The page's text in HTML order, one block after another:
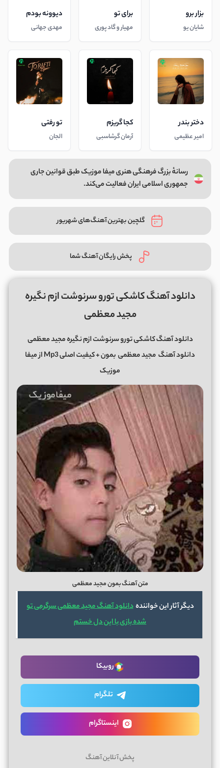
بزار برو
شایان یو
برای تو
مهیار و گاد پوری
دیوونه بودم
مهدی جهانی
دختر بندر
امیر عظیمی
کجا گریزم
آرمان گرشاسبی
تو رفتی
الجان
رسانهٔ بزرگ فرهنگی هنری میفا موزیک طبق قوانین جاری
جمهوری اسلامی ایران فعالیت می‌کند.
گلچین بهترین آهنگ‌های شهریور
پخش رایگان آهنگ شما
دانلود آهنگ کاشکی تورو سرنوشت ازم نگیره
مجید معظمی
دانلود آهنگ کاشکی تورو سرنوشت ازم نگیره مجید معظمی
دانلود آهنگ مجید معظمی
بمون + کیفیت اصلی Mp3 از میفا
موزیک
متن آهنگ بمون مجید معظمی
دیگر آثار این خوانندهدانلود آهنگ مجید معظمی سرگرمی تو
شده بازی با این دل خستم
روبیکا
تلگرام
اینستاگرام
پخش آنلاین آهنگ